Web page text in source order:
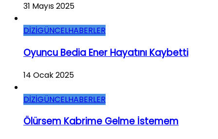
31 Mayıs 2025
DİZİGÜNCELHABERLER
Oyuncu Bedia Ener Hayatını Kaybetti
14 Ocak 2025
DİZİGÜNCELHABERLER
Ölürsem Kabrime Gelme İstemem